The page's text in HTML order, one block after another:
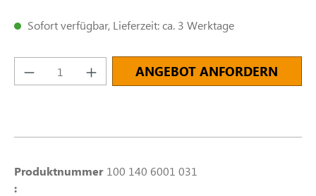
Sofort verfügbar, Lieferzeit: ca. 3 Werktage
Produkt Anzahl: Gib den gewünschten
ANGEBOT ANFORDERN
Produktnummer
:
100 140 6001 031